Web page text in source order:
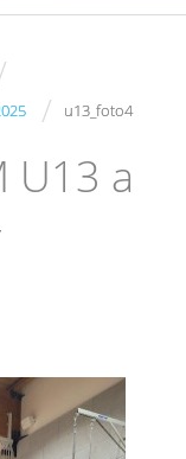
/ u13_foto4
U13 a